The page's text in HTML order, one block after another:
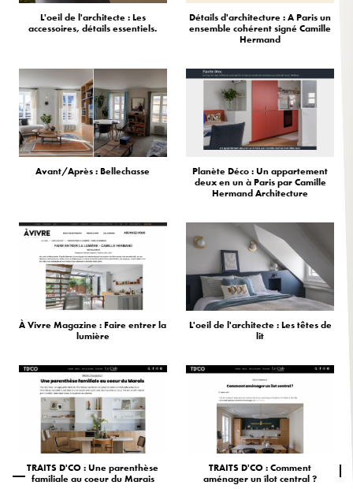
L'oeil de l'architecte : Les
accessoires, détails essentiels.
Détails d'architecture : A Paris un
ensemble cohérent signé Camille
Hermand
Avant/Après : Bellechasse
Planète Déco : Un appartement
deux en un à Paris par Camille
Hermand Architecture
À Vivre Magazine : Faire entrer la
lumière
L'oeil de l'architecte : Les têtes de
lit
TRAITS D'CO : Une parenthèse
familiale au coeur du Marais
TRAITS D'CO : Comment
aménager un îlot central ?